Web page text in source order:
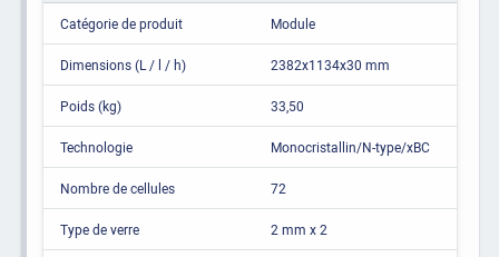
Catégorie de produit Module
Dimensions (L / l / h) 2382x1134x30 mm
Poids (kg) 33,50
Technologie Monocristallin/N-type/xBC
Nombre de cellules 72
Type de verre 2 mm x 2